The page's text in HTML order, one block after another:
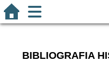
BIBLIOGRAFIA